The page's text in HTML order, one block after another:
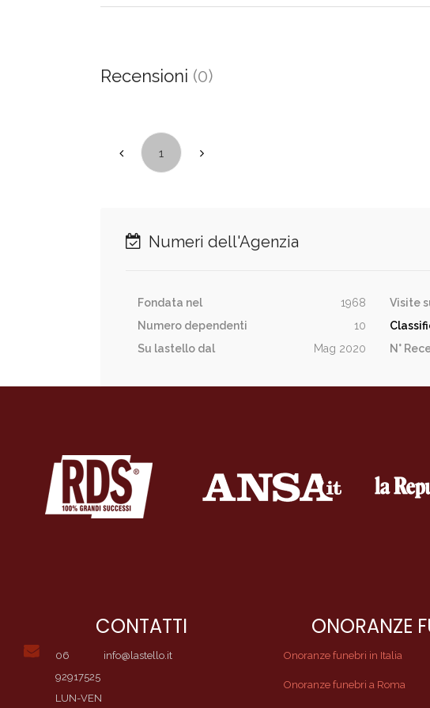
Recensioni (0)
1
Numeri dell'Agenzia
Fondata nel
1968
Numero dependenti
10
Su lastello dal
Mag 2020
Visite
N°
CONTATTI
06
92917525
LUN-VEN
info@lastello.it
ONORANZE
Onoranze funebri in Italia
Onoranze funebri a Roma